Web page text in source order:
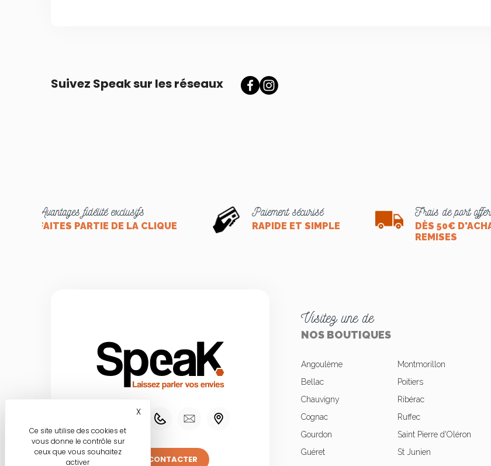
Suivez Speak sur les réseaux
Avantages fidélité exclusifs
FAITES PARTIE DE LA CLIQUE
Paiement sécurisé
RAPIDE ET SIMPLE
Frais de port
DÈS 50€
REMISES
NOUS CONTACTER
Visitez une de
NOS BOUTIQUES
Angoulème
Bellac
Chauvigny
Cognac
Gourdon
Guéret
Montmorillon
Poitiers
Ribérac
Ruffec
Saint Pierre d'Oléron
St Junien
Ce site utilise des cookies et
vous donne le contrôle sur
ceux que vous souhaitez
activer
XMasquer le bandeau des cookies